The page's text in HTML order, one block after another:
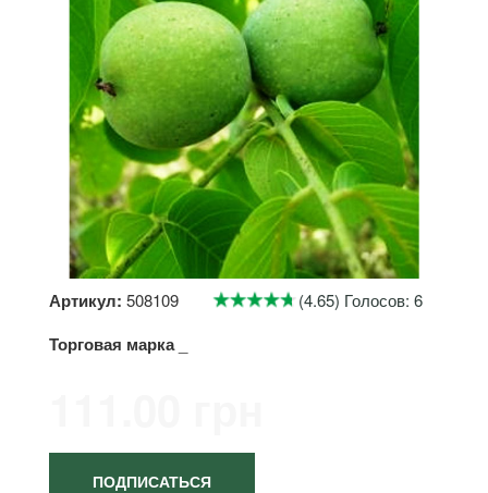
Артикул: 508109 (4.65) Голосов: 6
Торговая марка
ПОДПИСАТЬСЯ